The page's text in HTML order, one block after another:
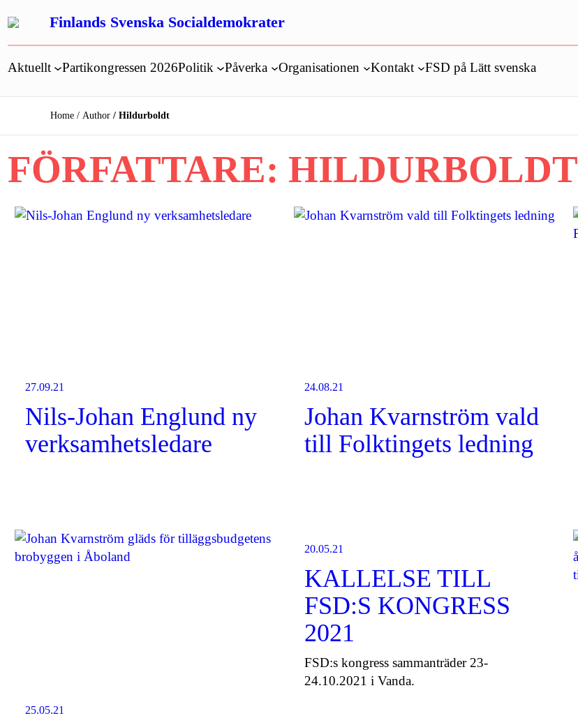
till
innehåll
Finlands Svenska Socialdemokrater
Aktuellt
Partikongressen 2026Politik Påverka Organisationen Kontakt FSD på Lätt svenska
Home Author Hildurboldt
FÖRFATTARE: HILDURBOLDT
27.09.21
Nils-Johan Englund ny
verksamhetsledare
24.08.21
Johan Kvarnström vald
till Folktingets ledning
25.05.21
20.05.21
KALLELSE TILL
FSD:S KONGRESS
2021
FSD:s kongress sammanträder 23-
24.10.2021 i Vanda.